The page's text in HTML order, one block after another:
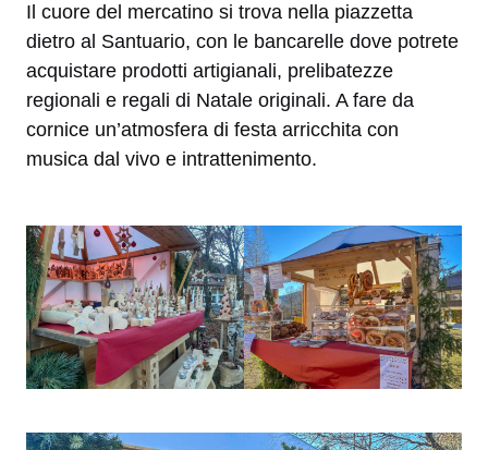
Il cuore del mercatino si trova nella piazzetta
dietro al Santuario, con le bancarelle dove potrete
acquistare prodotti artigianali, prelibatezze
regionali e regali di Natale originali. A fare da
cornice un’atmosfera di festa arricchita con
musica dal vivo e intrattenimento.